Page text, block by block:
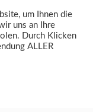
um Ihnen die
uns an Ihre
Durch Klicken
ALLER